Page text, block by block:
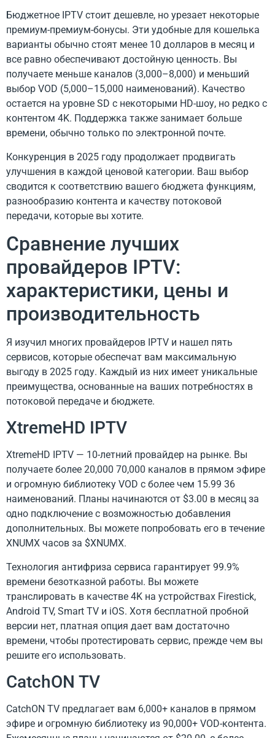
Бюджетное IPTV стоит дешевле, но урезает некоторые
премиум-премиум-бонусы. Эти удобные для кошелька
варианты обычно стоят менее 10 долларов в месяц и
все равно обеспечивают достойную ценность. Вы
получаете меньше каналов (3,000–8,000) и меньший
выбор VOD (5,000–15,000 наименований). Качество
остается на уровне SD с некоторыми HD-шоу, но редко с
контентом 4K. Поддержка также занимает больше
времени, обычно только по электронной почте.
Конкуренция в 2025 году продолжает продвигать
улучшения в каждой ценовой категории. Ваш выбор
сводится к соответствию вашего бюджета функциям,
разнообразию контента и качеству потоковой
передачи, которые вы хотите.
Сравнение лучших
провайдеров IPTV:
характеристики, цены и
производительность
Я изучил многих провайдеров IPTV и нашел пять
сервисов, которые обеспечат вам максимальную
выгоду в 2025 году. Каждый из них имеет уникальные
преимущества, основанные на ваших потребностях в
потоковой передаче и бюджете.
XtremeHD IPTV
XtremeHD IPTV — 10-летний провайдер на рынке. Вы
получаете более 20,000 70,000 каналов в прямом эфире
и огромную библиотеку VOD с более чем 15.99 36
наименований. Планы начинаются от $3.00 в месяц за
одно подключение с возможностью добавления
дополнительных. Вы можете попробовать его в течение
XNUMX часов за $XNUMX.
Технология антифриза сервиса гарантирует 99.9%
времени безотказной работы. Вы можете
транслировать в качестве 4K на устройствах Firestick,
Android TV, Smart TV и iOS. Хотя бесплатной пробной
версии нет, платная опция дает вам достаточно
времени, чтобы протестировать сервис, прежде чем вы
решите его использовать.
CatchON TV
CatchON TV предлагает вам 6,000+ каналов в прямом
эфире и огромную библиотеку из 90,000+ VOD-контента.